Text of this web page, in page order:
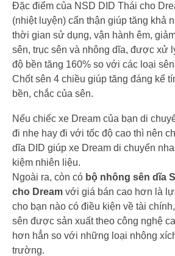
Đặc điểm của NSD DID Thái cho
(nhiệt luyện) cẩn thận giúp tăng khả
thời gian sử dụng, vận hành êm,
sên, trục sên và nhông dĩa, được xử
độ bền tăng 160% so với các loại
Chốt sên 4 chiều giúp tăng đáng kể
bền, chắc của sên.
Nếu chiếc xe Dream của bạn di
đi nhẹ hay đi với tốc độ cao thì nên
dĩa DID giúp xe Dream di chuyển
kiệm nhiên liệu.
Ngoài ra, còn có bộ nhông sên dĩa
cho Dream với giá bán cao hơn là
cho bạn nào có điều kiện về tài
sên được sản xuất theo công nghệ
hơn hẳn so với những loại nhông
trường.